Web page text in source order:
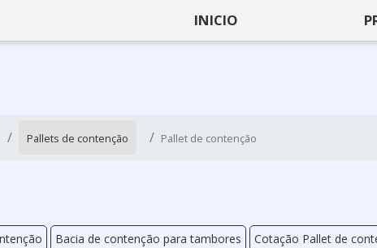
INICIO
Pallets de contenção Pallet de contenção
Bacia de contenção para tambores Cotação Pallet de